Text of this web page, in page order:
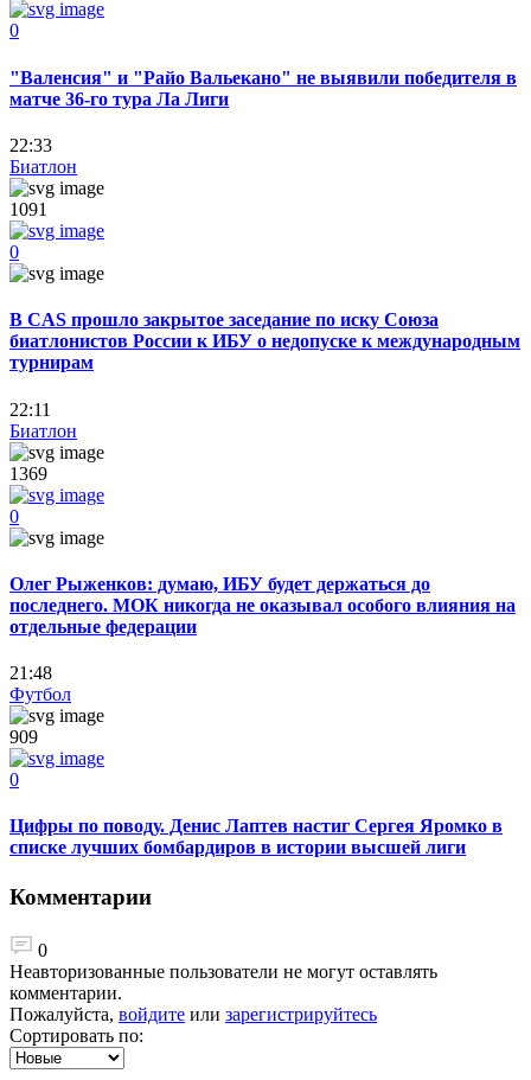
0
"Валенсия" и "Райо Вальекано" не выявили победителя в
матче 36-го тура Ла Лиги
22:33
Биатлон
1091
0
В CAS прошло закрытое заседание по иску Союза
биатлонистов России к ИБУ о недопуске к международным
турнирам
22:11
Биатлон
1369
0
Олег Рыженков: думаю, ИБУ будет держаться до
последнего. МОК никогда не оказывал особого влияния на
отдельные федерации
21:48
Футбол
909
0
Цифры по поводу. Денис Лаптев настиг Сергея Яромко в
списке лучших бомбардиров в истории высшей лиги
Комментарии
0
Неавторизованные пользователи не могут оставлять
комментарии.
Пожалуйста, войдите или зарегистрируйтесь
Сортировать по: